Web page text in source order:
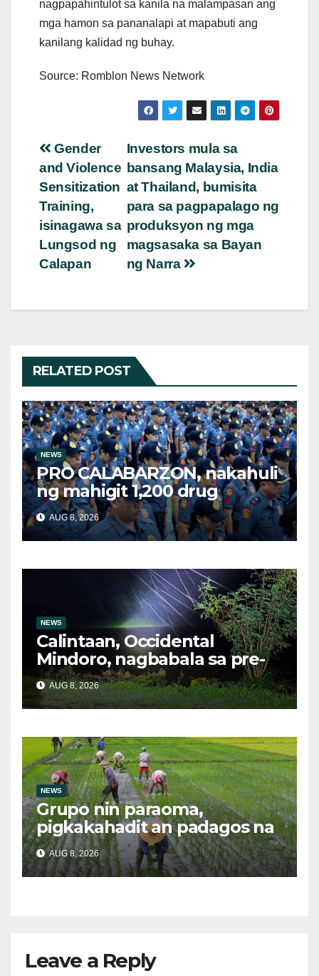
nagpapahintulot sa kanila na malampasan ang
mga hamon sa pananalapi at mapabuti ang
kanilang kalidad ng buhay.
Source: Romblon News Network
Post
navigation
Investors mula sa
bansang Malaysia, India
at Thailand, bumisita
para sa pagpapalago ng
produksyon ng mga
magsasaka sa Bayan
ng Narra
Gender
and Violence
Sensitization
Training,
isinagawa sa
Lungsod ng
Calapan
RELATED POST
NEWS
PRO CALABARZON, nakahuli
ng mahigit 1,200 drug
suspects at tinatayang nasa
Php29.6M halaga ng ilegal
na droga nasamsam noong
AUG 8, 2026
NEWS
Calintaan, Occidental
Mindoro, nagbabala sa pre-
evacuation dahil sa malakas
na ulan
AUG 8, 2026
NEWS
Grupo nin paraoma,
pigkakahadit an padagos na
importasyon kasabay kan
nakatalaan na anihan
AUG 8, 2026
Leave a Reply